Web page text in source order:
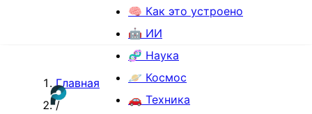
🧠 Как это устроено
🤖 ИИ
🧬 Наука
🪐 Космос
🚗 Техника
Главная
/